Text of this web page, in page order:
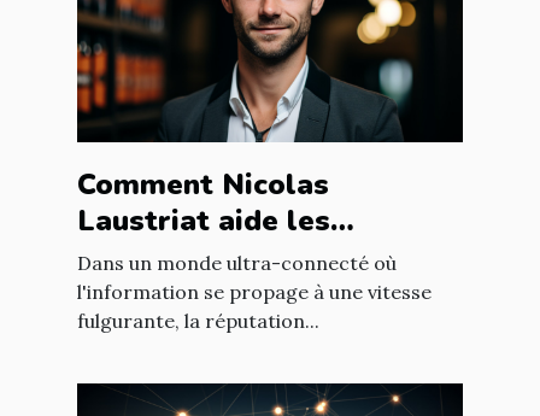
Comment Nicolas
Laustriat aide les
entreprises à améliorer
leur e-réputation
Dans un monde ultra-connecté où
l'information se propage à une vitesse
fulgurante, la réputation...